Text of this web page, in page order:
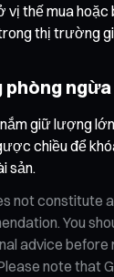
vị thế mua hoặc
thị trường
phòng
giữ lượng
chiều để
sản.
not constitute
You
advice before
note that